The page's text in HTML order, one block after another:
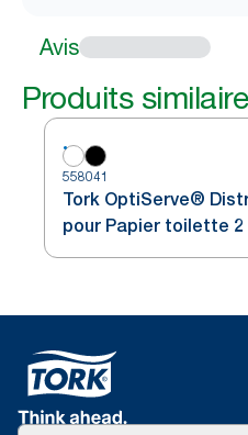
Avis
Produits
558041
Tork OptiServe®
pour Papier toilette 2
sans mandrin blanc